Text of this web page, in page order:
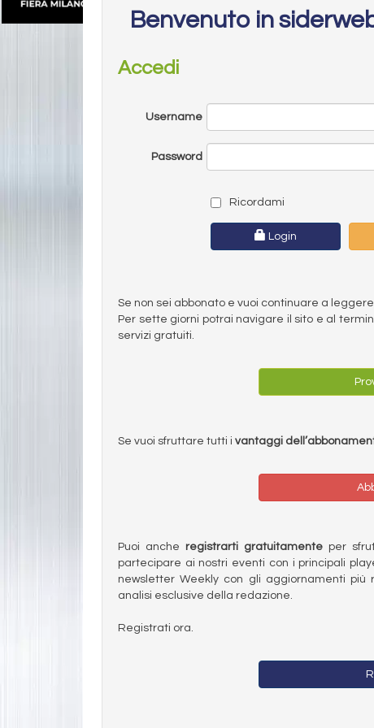
Benvenuto in
Accedi
Username
Password
Ricordami
Login
Se non sei abbonato e vuoi continuare a
Per sette giorni potrai navigare il sito e al
servizi gratuiti.
Se vuoi sfruttare tutti i vantaggi
Puoi anche registrarti gratuitamenteper
partecipare ai nostri eventi con i principali
newsletter Weekly con gli aggiornamenti
analisi esclusive della redazione.
Registrati ora.